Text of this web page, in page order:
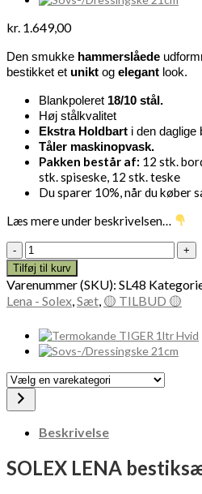
kr. 1.649,00
Den smukke hammerslåede
bestikket et unikt og elegant look.
Blankpoleret 18/10 stål.
Høj stålkvalitet
Ekstra Holdbart i den daglige
Tåler maskinopvask.
Pakken består af: 12 stk.
stk. spiseske, 12 stk. teske
Du sparer 10%, når du
Læs mere under beskrivelsen…
SOLEX
LENA
bestiksæt
48
dele
antal
Tilføj til kurv
Varenummer (SKU): SL48
Lena - Solex,Sæt, 🟡 TILBUD 🟡
Vælg
en
varekategori
Beskrivelse
SOLEX LENA